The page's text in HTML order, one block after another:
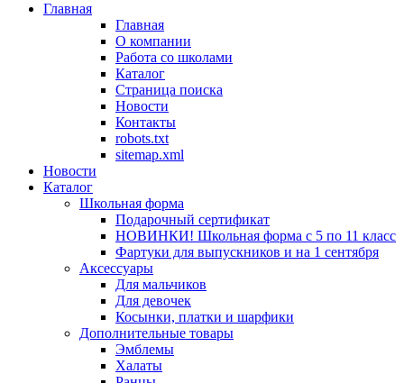
Главная
Главная
О компании
Работа со школами
Каталог
Страница поиска
Новости
Контакты
robots.txt
sitemap.xml
Новости
Каталог
Школьная форма
Подарочный сертификат
НОВИНКИ! Школьная форма с 5 по 11 класс
Фартуки для выпускников и на 1 сентября
Аксессуары
Для мальчиков
Для девочек
Косынки, платки и шарфики
Дополнительные товары
Эмблемы
Халаты